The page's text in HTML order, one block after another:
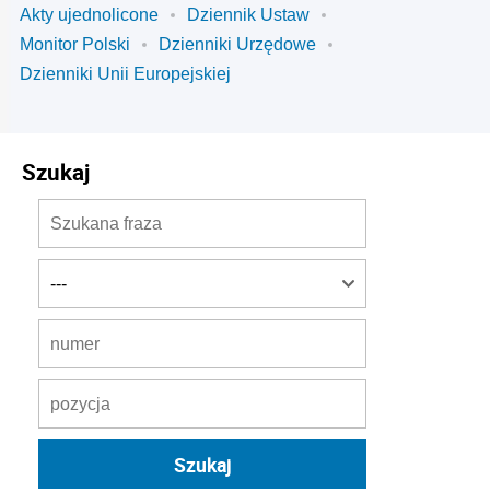
Akty ujednolicone
Dziennik Ustaw
Monitor Polski
Dzienniki Urzędowe
Dzienniki Unii Europejskiej
Szukaj